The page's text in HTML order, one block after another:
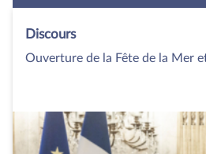
Discours
Ouverture de la Fête de la Mer